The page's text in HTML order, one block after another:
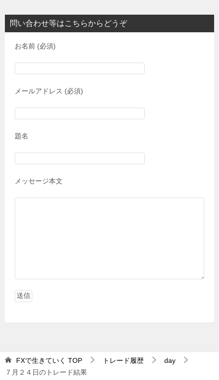
問い合わせ等はこちらからどうぞ
お名前 (必須)
メールアドレス (必須)
題名
メッセージ本文
FXで生きていく TOP トレード履歴
day
７月２４日のトレード結果